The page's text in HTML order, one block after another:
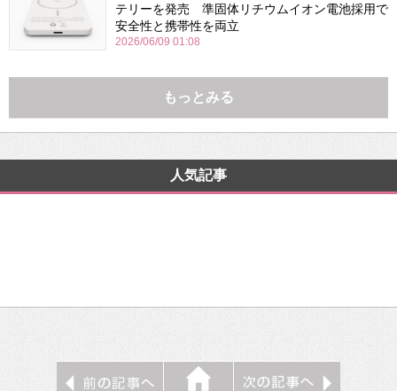
テリーを発売 準固体リチウムイオン電池採用で
安全性と携帯性を両立
2026/06/09 01:08
もっとみる
人気記事